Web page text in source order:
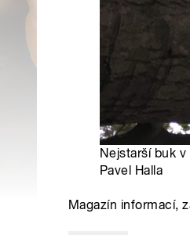
Nejstarší buk
Pavel Halla
Magazín informací,